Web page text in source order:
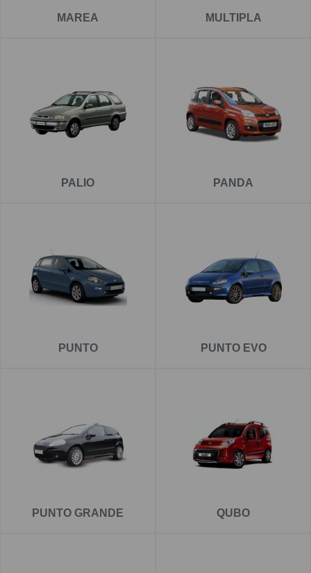
MAREA MULTIPLA
PALIO PANDA
PUNTO PUNTO EVO
PUNTO GRANDE QUBO